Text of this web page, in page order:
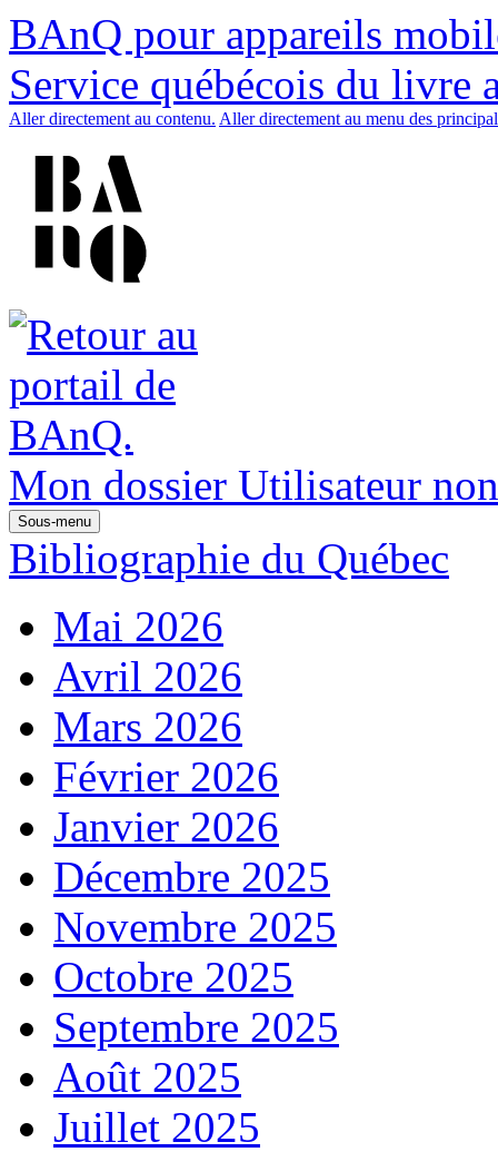
BAnQ pour appareils
Service québécois du livre
Aller directement au contenu. Aller directement au menu des
Mon dossier Utilisateur
Sous-menu
Bibliographie du Québec
Mai 2026
Avril 2026
Mars 2026
Février 2026
Janvier 2026
Décembre 2025
Novembre 2025
Octobre 2025
Septembre 2025
Août 2025
Juillet 2025